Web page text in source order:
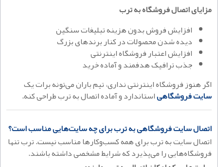
مزایای اتصال فروشگاه به ترب
افزایش فروش بدون هزینه تبلیغات سنگین
دیده شدن محصولات در کنار برندهای بزرگ
افزایش اعتبار فروشگاه اینترنتی
جذب ترافیک هدفمند و آماده خرید
اگر هنوز فروشگاه اینترنتی نداری، تیم باران می‌تونه برات یک
سایت فروشگاهیاستاندارد و آماده اتصال به ترب طراحی کنه.
اتصال سایت فروشگاهی به ترب برای چه سایت‌هایی مناسب است؟
اتصال سایت به ترب برای همه کسب‌وکارها مناسب نیست. ترب تنها
فروشگاه‌هایی را می‌پذیرد که شرایط مشخصی داشته باشند.